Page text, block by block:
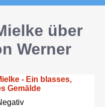
über
Werner
- Ein blasses,
Gemälde